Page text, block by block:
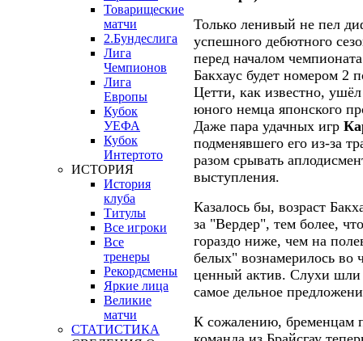
Товарищеские
матчи
2.Бундеслига
Лига
Чемпионов
Лига
Европы
Кубок
УЕФА
Кубок
Интертото
ИСТОРИЯ
История
клуба
Титулы
Все игроки
Все
тренеры
Рекордсмены
Яркие лица
Великие
матчи
СТАТИСТИКА
Только ленивый не пел
успешного дебютного
перед началом
Бакхаус будет номером 2
Цетти, как известно,
юного немца японского
Даже пара удачных игр
подменявшего его из-за
разом срывать
выступления.
Казалось бы, возраст
за "Вердер", тем более,
гораздо ниже, чем на
белых" вознамерилось во
ценный актив. Слухи шли
самое дельное
К сожалению, бременцам